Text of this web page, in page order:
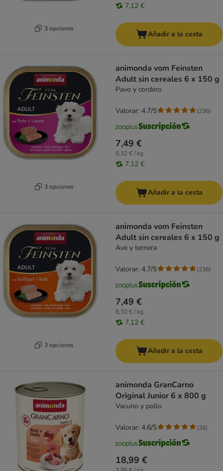
3 opciones
7,12 €
Añadir a la cesta
3 opciones
animonda vom Feinsten
Adult sin cereales 6 x 150 g
Pavo y cordero
7,49 €
8,32 € / kg
7,12 €
Valorar: 4.7/5 (236)
Añadir a la cesta
3 opciones
animonda vom Feinsten
Adult sin cereales 6 x 150 g
Ave y ternera
7,49 €
8,32 € / kg
7,12 €
Valorar: 4.7/5 (236)
Añadir a la cesta
animonda GranCarno
Original Junior 6 x 800 g
Vacuno y pollo
18,99 €
Valorar: 4.6/5 (36)